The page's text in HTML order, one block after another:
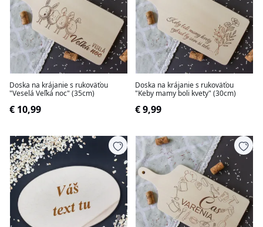
Doska na krájanie s rukoväťou
"Veselá Veľká noc" (35cm)
€ 10,99
Doska na krájanie s rukoväťou
"Keby mamy boli kvety" (30cm)
€ 9,99